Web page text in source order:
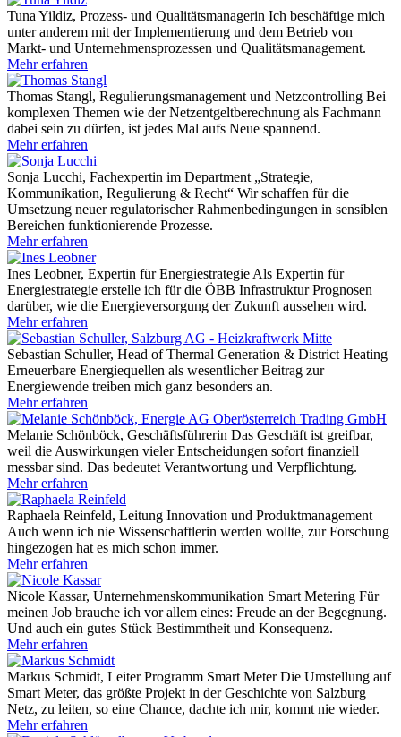
Tuna Yildiz, Prozess- und Qualitätsmanagerin Ich beschäftige mich
unter anderem mit der Implementierung und dem Betrieb von
Markt- und Unternehmensprozessen und Qualitätsmanagement.
Mehr erfahren
Thomas Stangl, Regulierungsmanagement und Netzcontrolling Bei
komplexen Themen wie der Netzentgeltberechnung als Fachmann
dabei sein zu dürfen, ist jedes Mal aufs Neue spannend.
Mehr erfahren
Sonja Lucchi, Fachexpertin im Department „Strategie,
Kommunikation, Regulierung & Recht“ Wir schaffen für die
Umsetzung neuer regulatorischer Rahmenbedingungen in sensiblen
Bereichen funktionierende Prozesse.
Mehr erfahren
Ines Leobner, Expertin für Energiestrategie Als Expertin für
Energiestrategie erstelle ich für die ÖBB Infrastruktur Prognosen
darüber, wie die Energieversorgung der Zukunft aussehen wird.
Mehr erfahren
Sebastian Schuller, Head of Thermal Generation & District Heating
Erneuerbare Energiequellen als wesentlicher Beitrag zur
Energiewende treiben mich ganz besonders an.
Mehr erfahren
Melanie Schönböck, Geschäftsführerin Das Geschäft ist greifbar,
weil die Auswirkungen vieler Entscheidungen sofort finanziell
messbar sind. Das bedeutet Verantwortung und Verpflichtung.
Mehr erfahren
Raphaela Reinfeld, Leitung Innovation und Produktmanagement
Auch wenn ich nie Wissenschaftlerin werden wollte, zur Forschung
hingezogen hat es mich schon immer.
Mehr erfahren
Nicole Kassar, Unternehmenskommunikation Smart Metering Für
meinen Job brauche ich vor allem eines: Freude an der Begegnung.
Und auch ein gutes Stück Bestimmtheit und Konsequenz.
Mehr erfahren
Markus Schmidt, Leiter Programm Smart MeterDie Umstellung auf
Smart Meter, das größte Projekt in der Geschichte von Salzburg
Netz, zu leiten, so eine Chance, dachte ich mir, kommt nie wieder.
Mehr erfahren